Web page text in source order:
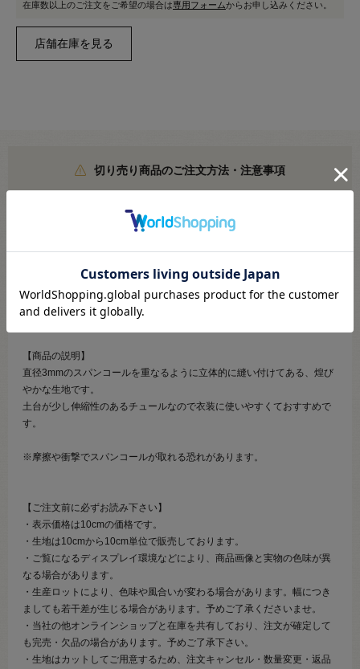
在庫数以上のご注文をご希望の場合は専用フォームからお申し込みください。
切り売り商品のご注文方法・注意事項
こちらより必ずご確認ください
●素材（布地）：ポリエステル90％ ポリウレタン10％
●生地幅：約75cm
【商品の説明】
直径3mmのスパンコールを重なるように立体的に縫い付けてある、煌び
やかな生地です。
土台が少し伸縮性のあるチュールなので衣装に使いやすくておすすめで
す。
※摩擦や衝撃でスパンコールが取れる恐れがあります。
【ご注文前に必ずお読み下さい】
・表示価格は10cmの価格です。
・生地は10cmから10cm単位で販売しております。
・ご覧になるディスプレイ環境などにより、商品画像と実物の色味が異
なる場合があります。
・生産ロットにより、色味や風合いが変わる場合があります。幅につき
ましても若干差が生じる場合があります。予めご了承くださいませ。
・当社の他オンラインショップと在庫を共有しており、注文が確定して
も完売・欠品の場合があります。予めご了承下さい。
・生地はカットしてご用意するため、注文キャンセル・数量変更・返品